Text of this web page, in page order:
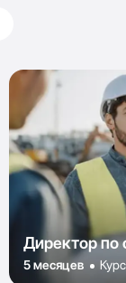
Директор по
5 месяцев